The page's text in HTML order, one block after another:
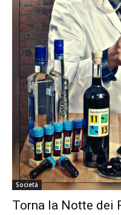
Società
Torna la Notte dei